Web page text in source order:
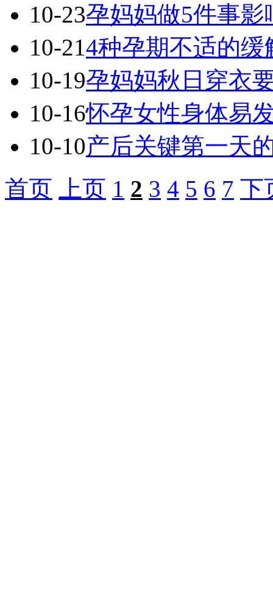
10-23孕妈妈做5件事影
10-214种孕期不适的缓
10-19孕妈妈秋日穿衣
10-16怀孕女性身体易
10-10产后关键第一天
首页
上页 1 2 3 4 5 6 7 下